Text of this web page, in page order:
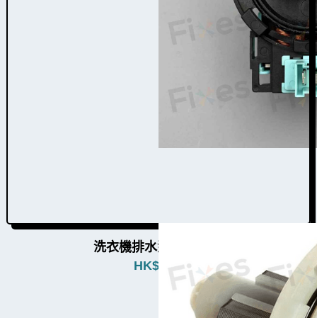
洗衣機排水泵W010005
HK$
680